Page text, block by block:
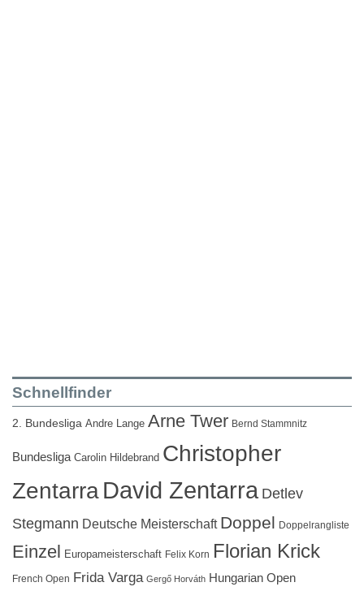
Schnellfinder
2. Bundesliga Andre Lange Arne Twer Bernd Stammnitz
Bundesliga Carolin Hildebrand Christopher
ZentarraDavid Zentarra Detlev
Stegmann Deutsche Meisterschaft Doppel Doppelrangliste
Einzel Europameisterschaft Felix Korn Florian Krick
French Open Frida Varga Gergő Horváth Hungarian Open